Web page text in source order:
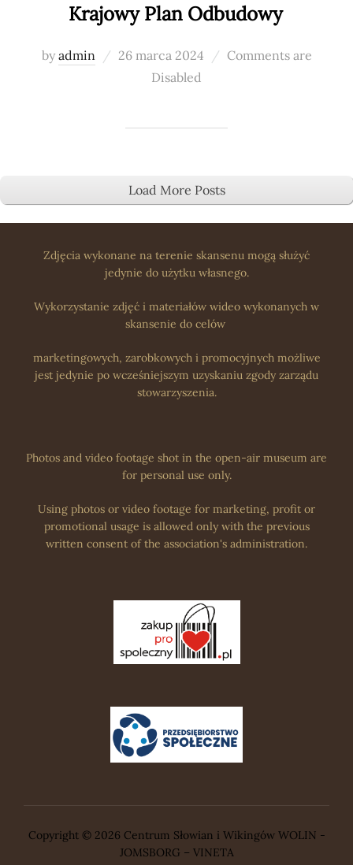
Krajowy Plan Odbudowy
byadmin
Posted
26 marca 2024
Comments are
Disabled
Load More Posts
Zdjęcia wykonane na terenie skansenu mogą służyć
jedynie do użytku własnego.
Wykorzystanie zdjęć i materiałów wideo wykonanych w
skansenie do celów
marketingowych, zarobkowych i promocyjnych możliwe
jest jedynie po wcześniejszym uzyskaniu zgody zarządu
stowarzyszenia.
Photos and video footage shot in the open-air museum are
for personal use only.
Using photos or video footage for marketing, profit or
promotional usage is allowed only with the previous
written consent of the association's administration.
Copyright © 2026 Centrum Słowian i Wikingów WOLIN -
JOMSBORG – VINETA